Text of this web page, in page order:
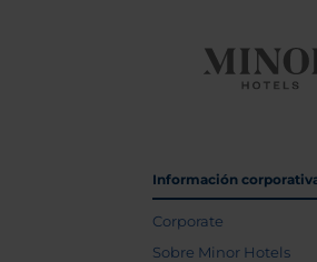
Información
Corporate
Sobre Minor Hotels